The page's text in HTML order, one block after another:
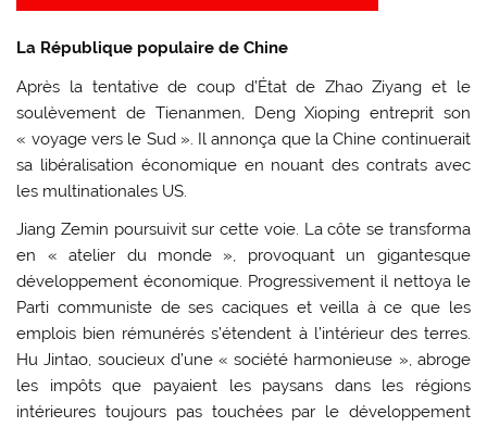
La République populaire de Chine
Après la tentative de coup d’État de Zhao Ziyang et le
soulèvement de Tienanmen, Deng Xioping entreprit son
« voyage vers le Sud ». Il annonça que la Chine continuerait
sa libéralisation économique en nouant des contrats avec
les multinationales US.
Jiang Zemin poursuivit sur cette voie. La côte se transforma
en « atelier du monde », provoquant un gigantesque
développement économique. Progressivement il nettoya le
Parti communiste de ses caciques et veilla à ce que les
emplois bien rémunérés s’étendent à l’intérieur des terres.
Hu Jintao, soucieux d’une « société harmonieuse », abroge
les impôts que payaient les paysans dans les régions
intérieures toujours pas touchées par le développement